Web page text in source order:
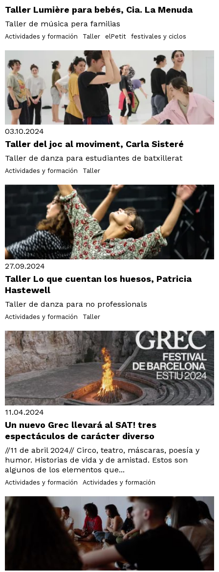
Taller Lumière para bebés, Cia. La Menuda
Taller de música pera familias
Actividades y formación Taller elPetit festivales y ciclos
03.10.2024
Taller del joc al moviment, Carla Sisteré
Taller de danza para estudiantes de batxillerat
Actividades y formación Taller
27.09.2024
Taller Lo que cuentan los huesos, Patricia
Hastewell
Taller de danza para no professionals
Actividades y formación Taller
11.04.2024
Un nuevo Grec llevará al SAT! tres
espectáculos de carácter diverso
//11 de abril 2024// Circo, teatro, máscaras, poesía y
humor. Historias de vida y de amistad. Estos son
algunos de los elementos que...
Actividades y formación Actividades y formación